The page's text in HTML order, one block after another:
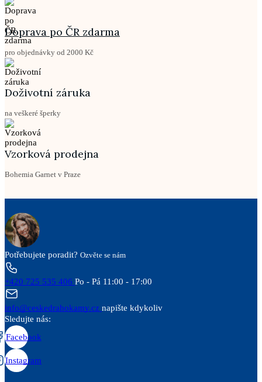
Doprava po ČR zdarma
pro objednávky od 2000 Kč
Doživotní záruka
na veškeré šperky
Vzorková prodejna
Bohemia Garnet v Praze
Potřebujete poradit? Ozvěte se nám
+420 725 535 406 Po - Pá 11:00 - 17:00
info@ceskedrahokamy.cz napište kdykoliv
Sledujte nás:
Facebook
Instagram